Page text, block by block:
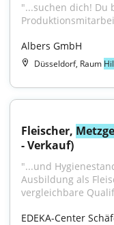
"...su­chen dich! Du
Albers GmbH
Düsseldorf, Raum
Fleischer,
- Verkauf)
"...und
Ausbildung als
vergleichbare
EDEKA-Center